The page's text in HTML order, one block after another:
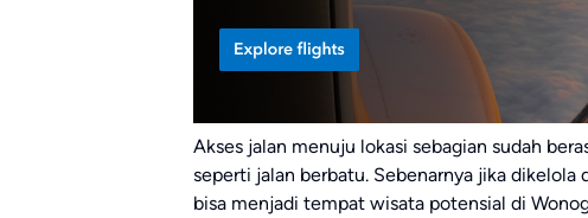
Akses jalan menuju lokasi sebagian sudah
seperti jalan berbatu. Sebenarnya jika dikelola
bisa menjadi tempat wisata potensial di